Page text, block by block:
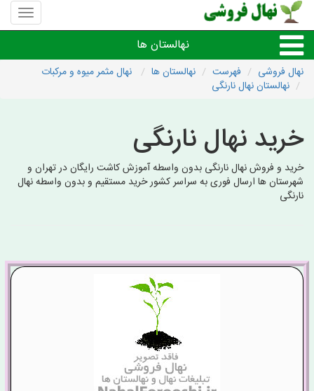
منوی
سایت
فروشی
نهالستان ها
نهال های زینتی،غیرمثمر
نهال های کمیاب،خاص
نهال فروشی فهرست نهالستان ها
نهال مثمر میوه و مرکبات
نهالستان نهال نارنگی
خرید نهال نارنگی
خرید و فروش نهال نارنگی بدون واسطه آموزش کاشت رایگان در تهران و
شهرستان ها ارسال فوری به سراسر کشور خرید مستقیم و بدون واسطه نهال
نارنگی